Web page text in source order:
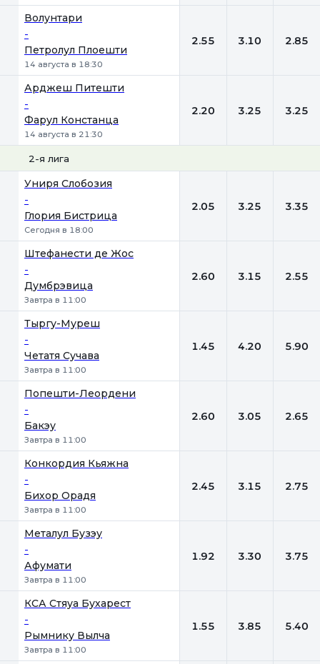
Волунтари
-
Петролул Плоешти
14 августа в 18:30
2.55 3.10 2.85
Арджеш Питешти
-
Фарул Констанца
14 августа в 21:30
2.20 3.25 3.25
2-я лига
Униря Слобозия
-
Глория Бистрица
Сегодня в 18:00
2.05 3.25 3.35
Штефанести де Жос
-
Думбрэвица
Завтра в 11:00
2.60 3.15 2.55
Тыргу-Муреш
-
Четатя Сучава
Завтра в 11:00
1.45 4.20 5.90
Попешти-Леордени
-
Бакэу
Завтра в 11:00
2.60 3.05 2.65
Конкордия Кьяжна
-
Бихор Орадя
Завтра в 11:00
2.45 3.15 2.75
Металул Бузэу
-
Афумати
Завтра в 11:00
1.92 3.30 3.75
КСА Стяуа Бухарест
-
Рымнику Вылча
Завтра в 11:00
1.55 3.85 5.40